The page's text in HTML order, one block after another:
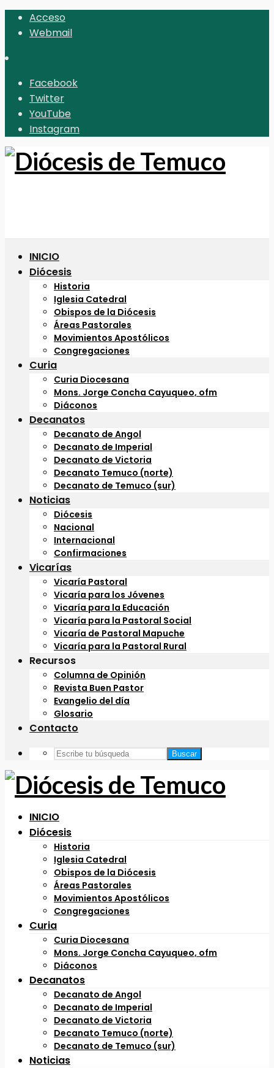
Acceso
Webmail
Facebook
Twitter
YouTube
Instagram
INICIO
Diócesis
Historia
Iglesia Catedral
Obispos de la Diócesis
Áreas Pastorales
Movimientos Apostólicos
Congregaciones
Curia
Curia Diocesana
Mons. Jorge Concha Cayuqueo, ofm
Diáconos
Decanatos
Decanato de Angol
Decanato de Imperial
Decanato de Victoria
Decanato Temuco (norte)
Decanato de Temuco (sur)
Noticias
Diócesis
Nacional
Internacional
Confirmaciones
Vicarías
Vicaría Pastoral
Vicaría para los Jóvenes
Vicaría para la Educación
Vicaría para la Pastoral Social
Vicaría de Pastoral Mapuche
Vicaría para la Pastoral Rural
Recursos
Columna de Opinión
Revista Buen Pastor
Evangelio del día
Glosario
Contacto
Buscar
INICIO
Diócesis
Historia
Iglesia Catedral
Obispos de la Diócesis
Áreas Pastorales
Movimientos Apostólicos
Congregaciones
Curia
Curia Diocesana
Mons. Jorge Concha Cayuqueo, ofm
Diáconos
Decanatos
Decanato de Angol
Decanato de Imperial
Decanato de Victoria
Decanato Temuco (norte)
Decanato de Temuco (sur)
Noticias